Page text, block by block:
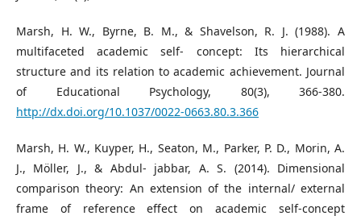
Marsh, H. W., Byrne, B. M., & Shavelson, R. J. (1988). A
multifaceted academic self- concept: Its hierarchical
structure and its relation to academic achievement. Journal
of Educational Psychology, 80(3), 366-380.
http://dx.doi.org/10.1037/0022-0663.80.3.366
Marsh, H. W., Kuyper, H., Seaton, M., Parker, P. D., Morin, A.
J., Möller, J., & Abdul- jabbar, A. S. (2014). Dimensional
comparison theory: An extension of the internal/ external
frame of reference effect on academic self-concept